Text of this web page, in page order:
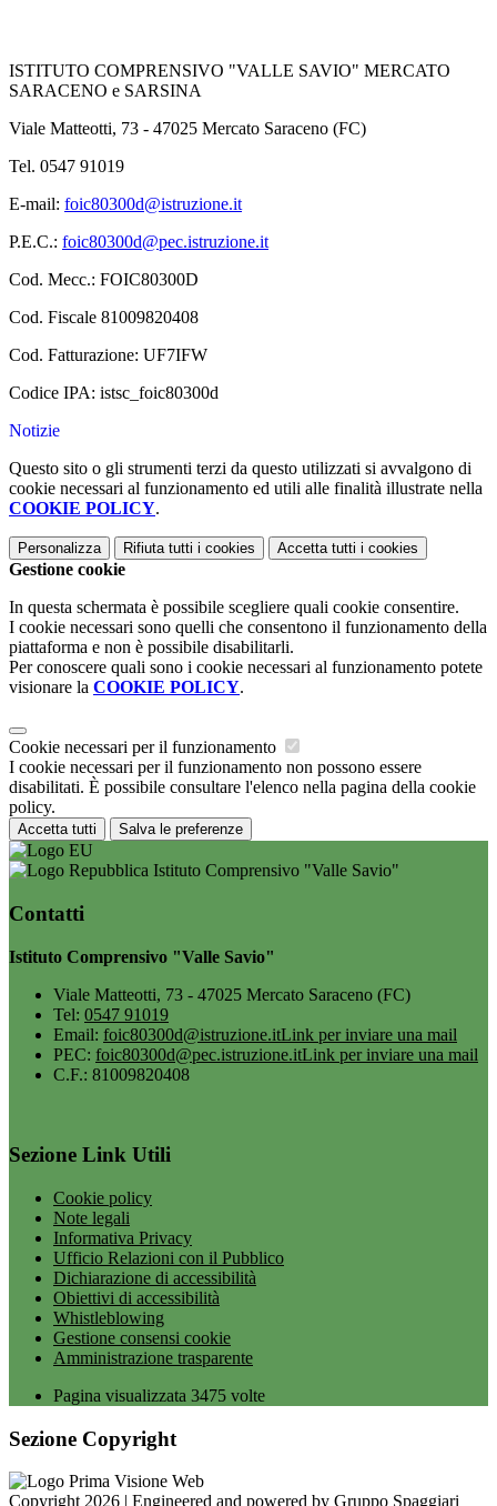
ISTITUTO COMPRENSIVO "VALLE SAVIO" MERCATO
SARACENO e SARSINA
Viale Matteotti, 73 - 47025 Mercato Saraceno (FC)
Tel. 0547 91019
E-mail: foic80300d@istruzione.it
P.E.C.: foic80300d@pec.istruzione.it
Cod. Mecc.: FOIC80300D
Cod. Fiscale 81009820408
Cod. Fatturazione: UF7IFW
Codice IPA: istsc_foic80300d
Notizie
Questo sito o gli strumenti terzi da questo utilizzati si avvalgono di
cookie necessari al funzionamento ed utili alle finalità illustrate nella
COOKIE POLICY.
Personalizza Rifiuta tutti i cookies Accetta tutti i cookies
Gestione cookie
In questa schermata è possibile scegliere quali cookie consentire.
I cookie necessari sono quelli che consentono il funzionamento della
piattaforma e non è possibile disabilitarli.
Per conoscere quali sono i cookie necessari al funzionamento potete
visionare la COOKIE POLICY.
Cookie necessari per il funzionamento
I cookie necessari per il funzionamento non possono essere
disabilitati. È possibile consultare l'elenco nella pagina della cookie
policy.
Accetta tutti Salva le preferenze
Istituto Comprensivo "Valle Savio"
Contatti
Istituto Comprensivo "Valle Savio"
Viale Matteotti, 73 - 47025 Mercato Saraceno (FC)
Tel: 0547 91019
Email: foic80300d@istruzione.itLink per inviare una mail
PEC: foic80300d@pec.istruzione.itLink per inviare una mail
C.F.: 81009820408
Sezione Link Utili
Cookie policy
Note legali
Informativa Privacy
Ufficio Relazioni con il Pubblico
Dichiarazione di accessibilità
Obiettivi di accessibilità
Whistleblowing
Gestione consensi cookie
Amministrazione trasparente
Pagina visualizzata 3475 volte
Sezione Copyright
Copyright 2026 | Engineered and powered by Gruppo Spaggiari